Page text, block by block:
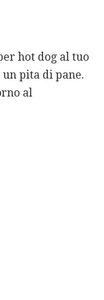
hot dog al tuo
pita di pane.
al